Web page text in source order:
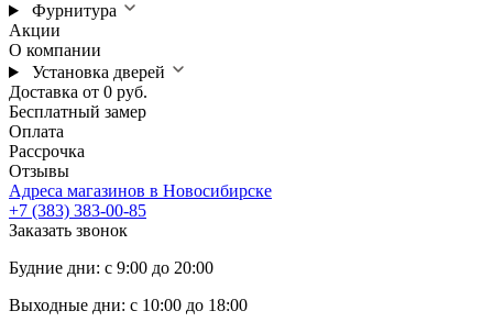
Фурнитура
Акции
О компании
Установка дверей
Доставка от 0 руб.
Бесплатный замер
Оплата
Рассрочка
Отзывы
Адреса магазинов в Новосибирске
+7 (383) 383-00-85
Заказать звонок
Будние дни: с 9:00 до 20:00
Выходные дни: с 10:00 до 18:00